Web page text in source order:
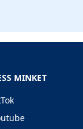
MINKET